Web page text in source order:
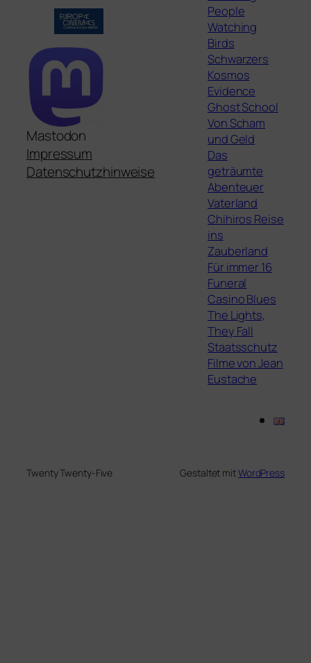
Mastodon
Impressum
Datenschutzhinweise
People
Watching
Birds
Schwarzers
Kosmos
Evidence
Ghost School
Von Scham
und Geld
Das
geträumte
Abenteuer
Vaterland
Chihiros Reise
ins
Zauberland
Für immer 16
Funeral
Casino Blues
The Lights,
They Fall
Staatsschutz
Filme von Jean
Eustache
Twenty Twenty-Five Gestaltet mitWordPress